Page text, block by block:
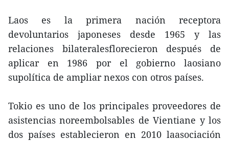
Laos es la primera nación receptora
devoluntarios japoneses desde 1965 y las
relaciones bilateralesflorecieron después de
aplicar en 1986 por el gobierno laosiano
supolítica de ampliar nexos con otros países.
Tokio es uno de los principales proveedores de
asistencias noreembolsables de Vientiane y los
dos países establecieron en 2010 laasociación